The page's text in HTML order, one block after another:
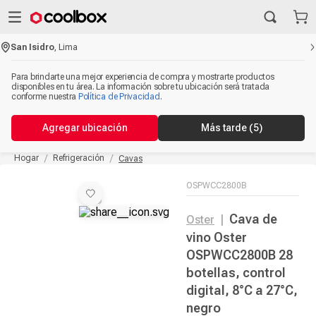
San Isidro ,Lima
Para brindarte una mejor experiencia de compra y mostrarte productos
disponibles en tu área. La información sobre tu ubicación será tratada
conforme nuestra Política de Privacidad .
Agregar ubicación Más tarde (5)
Hogar Refrigeración Cavas
OSPWCC2800B
Oster
Cava de
vino Oster
OSPWCC2800B 28
botellas, control
digital, 8°C a 27°C,
negro